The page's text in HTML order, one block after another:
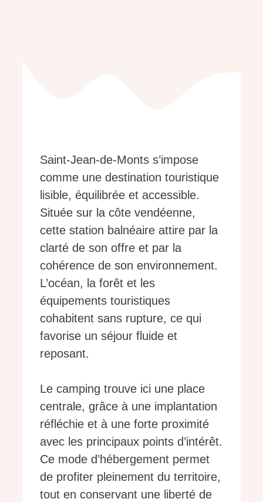
Saint-Jean-de-Monts s’impose
comme une destination touristique
lisible, équilibrée et accessible.
Située sur la côte vendéenne,
cette station balnéaire attire par la
clarté de son offre et par la
cohérence de son environnement.
L’océan, la forêt et les
équipements touristiques
cohabitent sans rupture, ce qui
favorise un séjour fluide et
reposant.
Le camping trouve ici une place
centrale, grâce à une implantation
réfléchie et à une forte proximité
avec les principaux points d’intérêt.
Ce mode d’hébergement permet
de profiter pleinement du territoire,
tout en conservant une liberté de